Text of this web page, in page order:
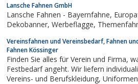
Lansche Fahnen GmbH
Lansche Fahnen - Bayernfahne, Europafahnen, Werbeflaggen,
Dekobanner, Werbeflagge,
Vereinsfahnen und Vereinsbedarf, Fahnen
Fahnen Kössinger
Finden Sie alles für Verein und Firma, was Werbetechnik und
Festbedarf angeht. Wir liefern
Vereins- und Berufskleidung, Uniformen und Zubehör, bedruckte